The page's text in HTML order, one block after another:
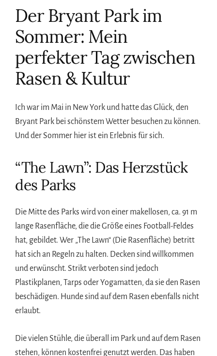
Der Bryant Park im
Sommer: Mein
perfekter Tag zwischen
Rasen & Kultur
Ich war im Mai in New York und hatte das Glück, den
Bryant Park bei schönstem Wetter besuchen zu können.
Und der Sommer hier ist ein Erlebnis für sich.
“The Lawn”: Das Herzstück
des Parks
Die Mitte des Parks wird von einer makellosen, ca. 91 m
lange Rasenfläche, die die Größe eines Football-Feldes
hat, gebildet. Wer „The Lawn“ (Die Rasenfläche) betritt
hat sich an Regeln zu halten. Decken sind willkommen
und erwünscht. Strikt verboten sind jedoch
Plastikplanen, Tarps oder Yogamatten, da sie den Rasen
beschädigen. Hunde sind auf dem Rasen ebenfalls nicht
erlaubt.
Die vielen Stühle, die überall im Park und auf dem Rasen
stehen, können kostenfrei genutzt werden. Das haben